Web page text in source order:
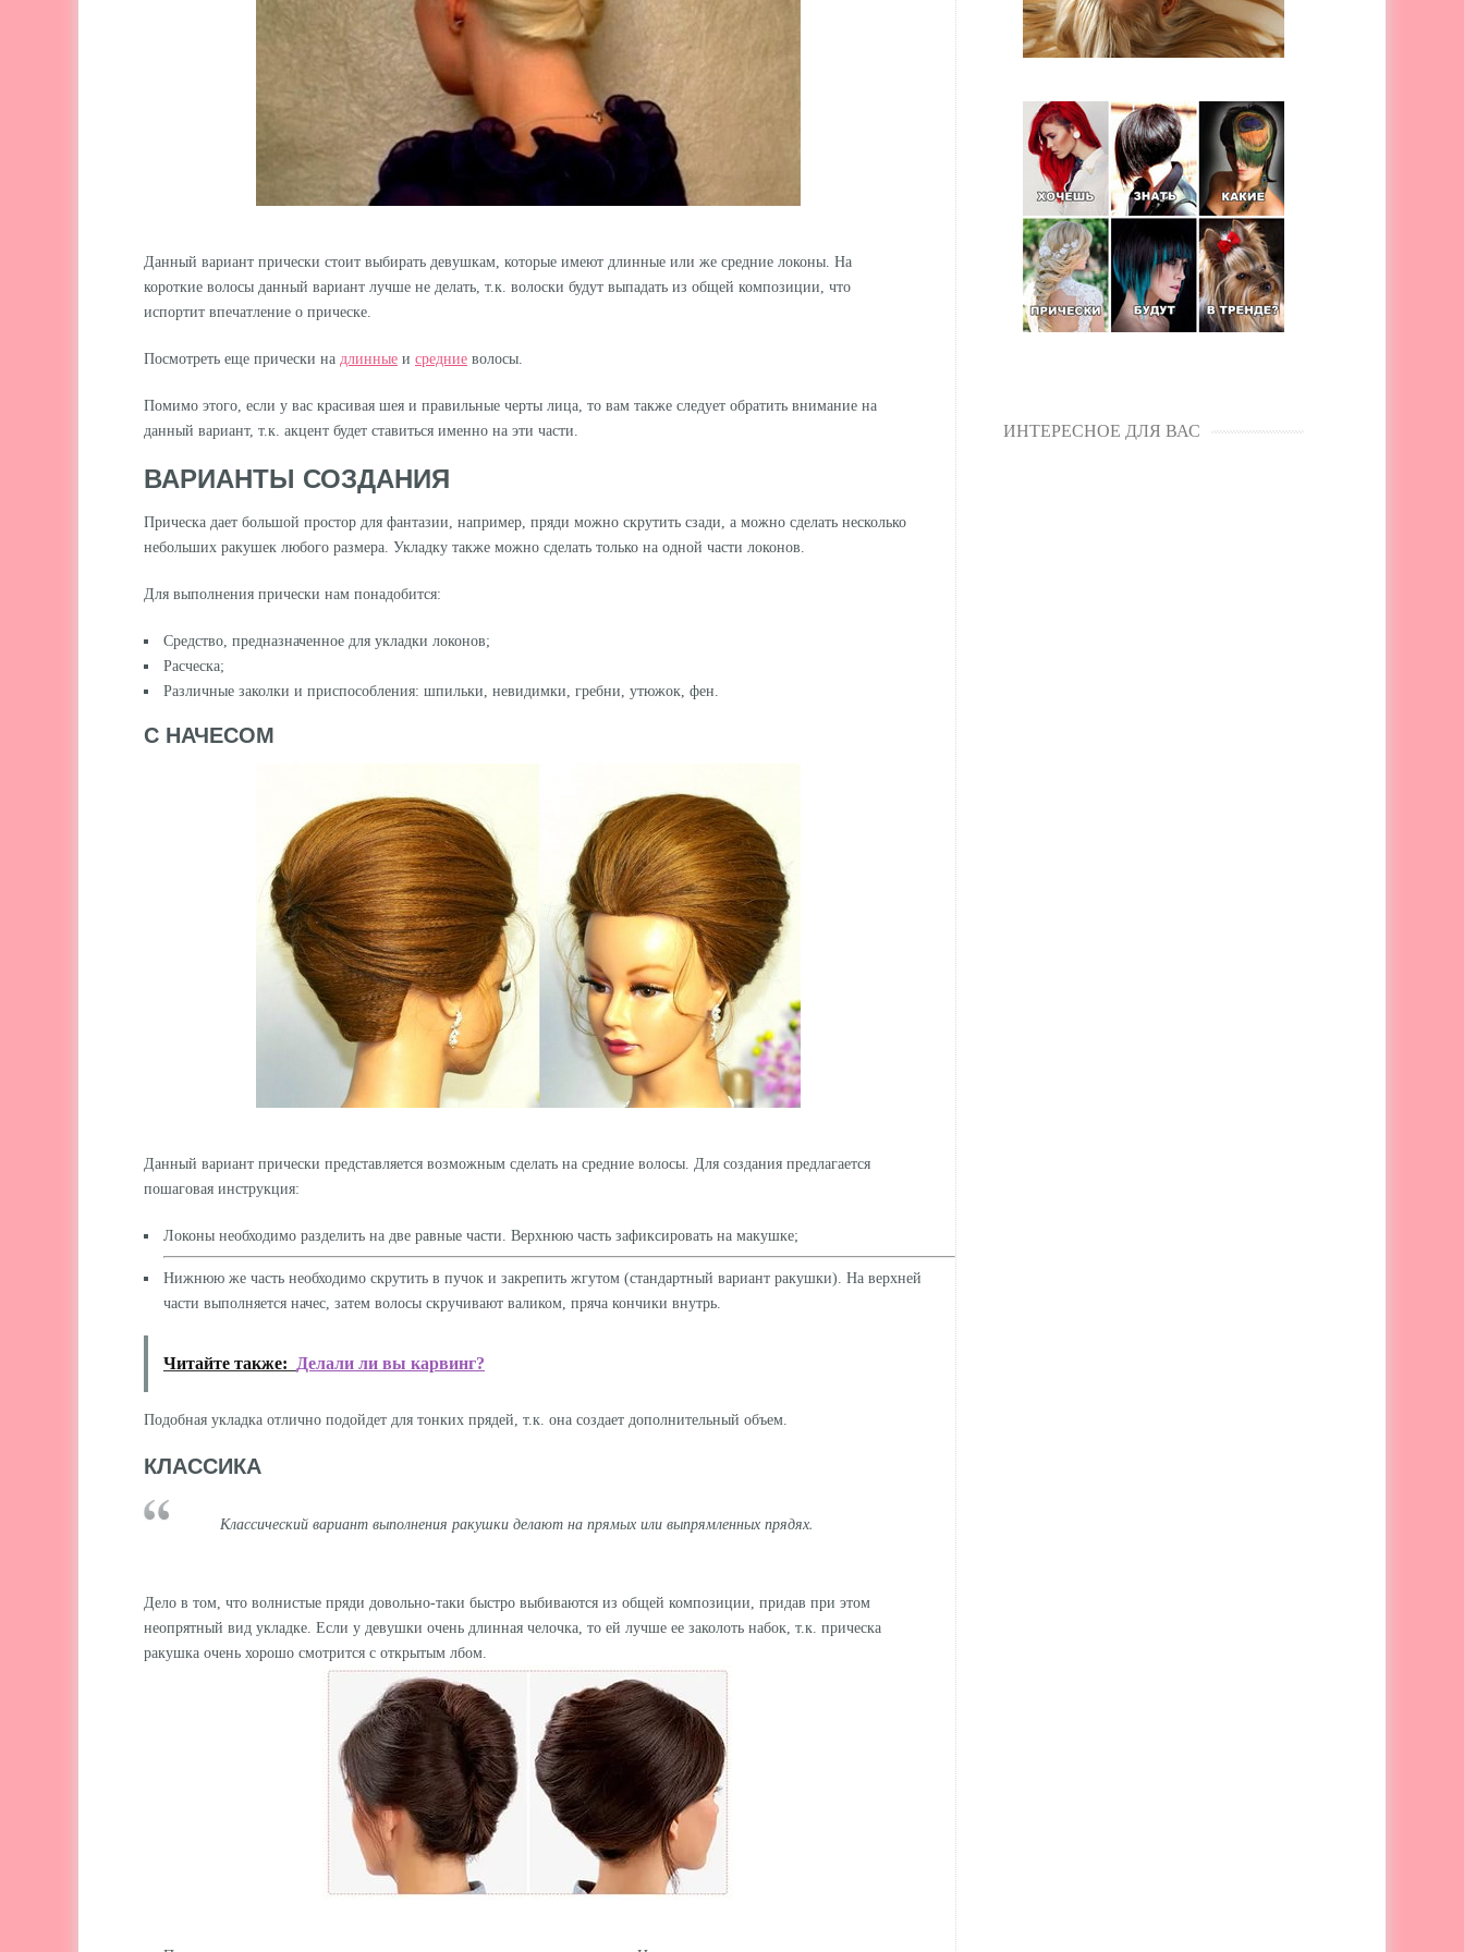
Данный вариант прически стоит выбирать девушкам, которые имеют длинные или же средние локоны. На
короткие волосы данный вариант лучше не делать, т.к. волоски будут выпадать из общей композиции, что
испортит впечатление о прическе.
Посмотреть еще прически на длинные и средние волосы.
Помимо этого, если у вас красивая шея и правильные черты лица, то вам также следует обратить внимание на
данный вариант, т.к. акцент будет ставиться именно на эти части.
ВАРИАНТЫ СОЗДАНИЯ
Прическа дает большой простор для фантазии, например, пряди можно скрутить сзади, а можно сделать несколько
небольших ракушек любого размера. Укладку также можно сделать только на одной части локонов.
Для выполнения прически нам понадобится:
Средство, предназначенное для укладки локонов;
Расческа;
Различные заколки и приспособления: шпильки, невидимки, гребни, утюжок, фен.
С НАЧЕСОМ
Данный вариант прически представляется возможным сделать на средние волосы. Для создания предлагается
пошаговая инструкция:
Локоны необходимо разделить на две равные части. Верхнюю часть зафиксировать на макушке;
Нижнюю же часть необходимо скрутить в пучок и закрепить жгутом (стандартный вариант ракушки). На верхней
части выполняется начес, затем волосы скручивают валиком, пряча кончики внутрь.
Читайте также: Делали ли вы карвинг?
Подобная укладка отлично подойдет для тонких прядей, т.к. она создает дополнительный объем.
КЛАССИКА
Классический вариант выполнения ракушки делают на прямых или выпрямленных прядях.
Дело в том, что волнистые пряди довольно-таки быстро выбиваются из общей композиции, придав при этом
неопрятный вид укладке. Если у девушки очень длинная челочка, то ей лучше ее заколоть набок, т.к. прическа
ракушка очень хорошо смотрится с открытым лбом.
ИНТЕРЕСНОЕ ДЛЯ ВАС